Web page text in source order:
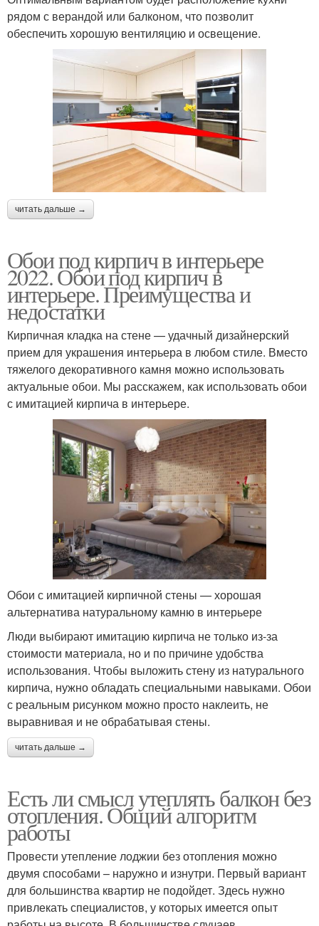
рядом с верандой или балконом, что позволит
обеспечить хорошую вентиляцию и освещение.
читать дальше →
Обои под кирпич в интерьере
2022. Обои под кирпич в
интерьере. Преимущества и
недостатки
Кирпичная кладка на стене — удачный дизайнерский
прием для украшения интерьера в любом стиле. Вместо
тяжелого декоративного камня можно использовать
актуальные обои. Мы расскажем, как использовать обои
с имитацией кирпича в интерьере.
Обои с имитацией кирпичной стены — хорошая
альтернатива натуральному камню в интерьере
Люди выбирают имитацию кирпича не только из-за
стоимости материала, но и по причине удобства
использования. Чтобы выложить стену из натурального
кирпича, нужно обладать специальными навыками. Обои
с реальным рисунком можно просто наклеить, не
выравнивая и не обрабатывая стены.
читать дальше →
Есть ли смысл утеплять балкон без
отопления. Общий алгоритм
работы
Провести утепление лоджии без отопления можно
двумя способами – наружно и изнутри. Первый вариант
для большинства квартир не подойдет. Здесь нужно
привлекать специалистов, у которых имеется опыт